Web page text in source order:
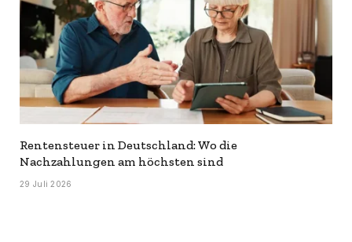
Rentensteuer in Deutschland: Wo die
Nachzahlungen am höchsten sind
29 Juli 2026